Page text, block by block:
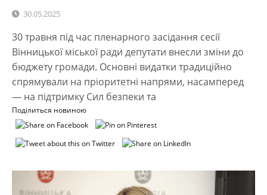
30.05.2025
30 травня під час пленарного засідання сесії
Вінницької міської ради депутати внесли зміни до
бюджету громади. Основні видатки традиційно
спрямували на пріоритетні напрями, насамперед
— на підтримку Сил безпеки та
Поділиться новиною